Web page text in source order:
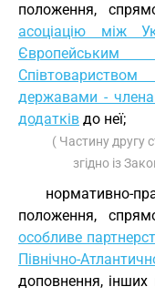
положення,
асоціацію між
державами -
додатків до неї;
( Частину другу
згідно із
положення,
особливе
Північно-
доповнення, інших